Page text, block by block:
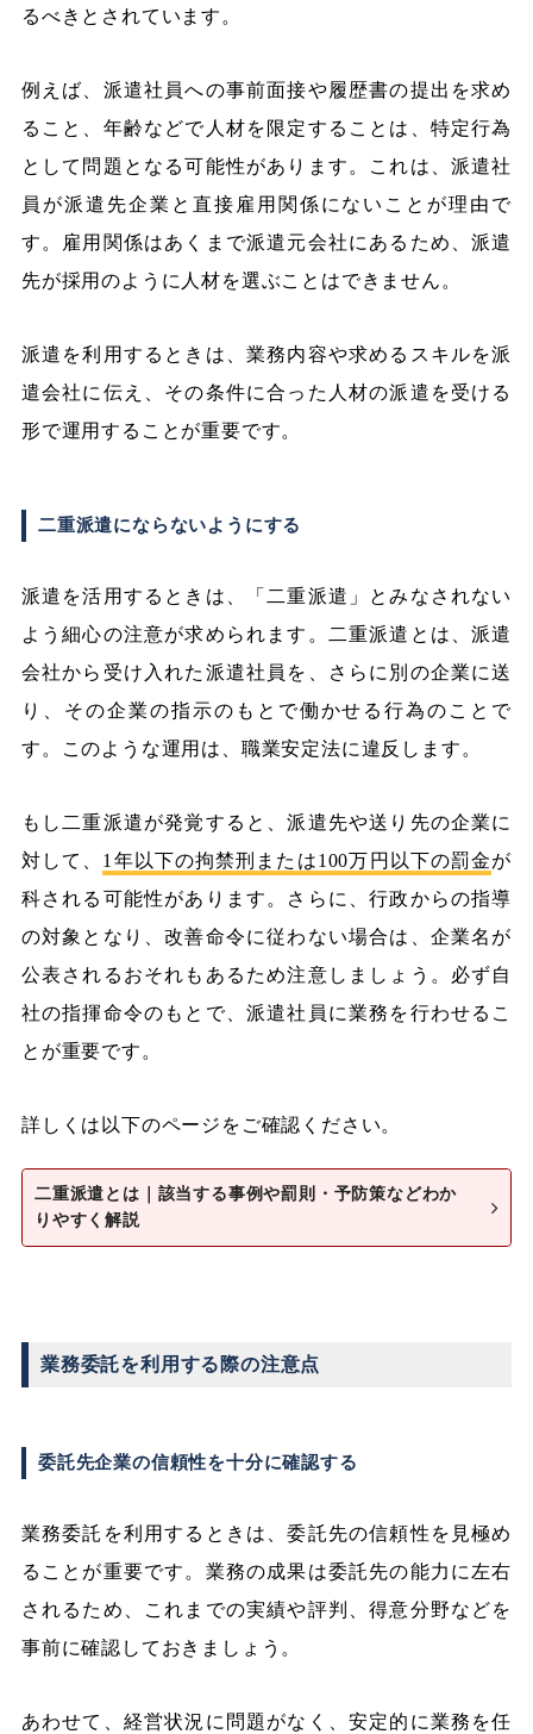
るべきとされています。
例えば、派遣社員への事前面接や履歴書の提出を求め
ること、年齢などで人材を限定することは、特定行為
として問題となる可能性があります。これは、派遣社
員が派遣先企業と直接雇用関係にないことが理由で
す。雇用関係はあくまで派遣元会社にあるため、派遣
先が採用のように人材を選ぶことはできません。
派遣を利用するときは、業務内容や求めるスキルを派
遣会社に伝え、その条件に合った人材の派遣を受ける
形で運用することが重要です。
二重派遣にならないようにする
派遣を活用するときは、「二重派遣」とみなされない
よう細心の注意が求められます。二重派遣とは、派遣
会社から受け入れた派遣社員を、さらに別の企業に送
り、その企業の指示のもとで働かせる行為のことで
す。このような運用は、職業安定法に違反します。
もし二重派遣が発覚すると、派遣先や送り先の企業に
対して、 1年以下の拘禁刑または100万円以下の罰金が
科される可能性があります。さらに、行政からの指導
の対象となり、改善命令に従わない場合は、企業名が
公表されるおそれもあるため注意しましょう。必ず自
社の指揮命令のもとで、派遣社員に業務を行わせるこ
とが重要です。
詳しくは以下のページをご確認ください。
二重派遣とは｜該当する事例や罰則・予防策などわか
りやすく解説
業務委託を利用する際の注意点
委託先企業の信頼性を十分に確認する
業務委託を利用するときは、委託先の信頼性を見極め
ることが重要です。業務の成果は委託先の能力に左右
されるため、これまでの実績や評判、得意分野などを
事前に確認しておきましょう。
あわせて、経営状況に問題がなく、安定的に業務を任